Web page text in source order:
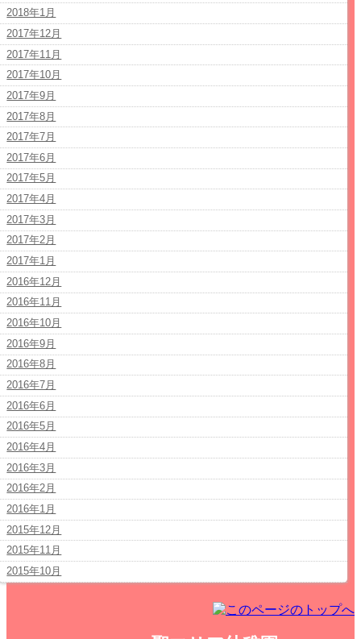
2018年1月
2017年12月
2017年11月
2017年10月
2017年9月
2017年8月
2017年7月
2017年6月
2017年5月
2017年4月
2017年3月
2017年2月
2017年1月
2016年12月
2016年11月
2016年10月
2016年9月
2016年8月
2016年7月
2016年6月
2016年5月
2016年4月
2016年3月
2016年2月
2016年1月
2015年12月
2015年11月
2015年10月